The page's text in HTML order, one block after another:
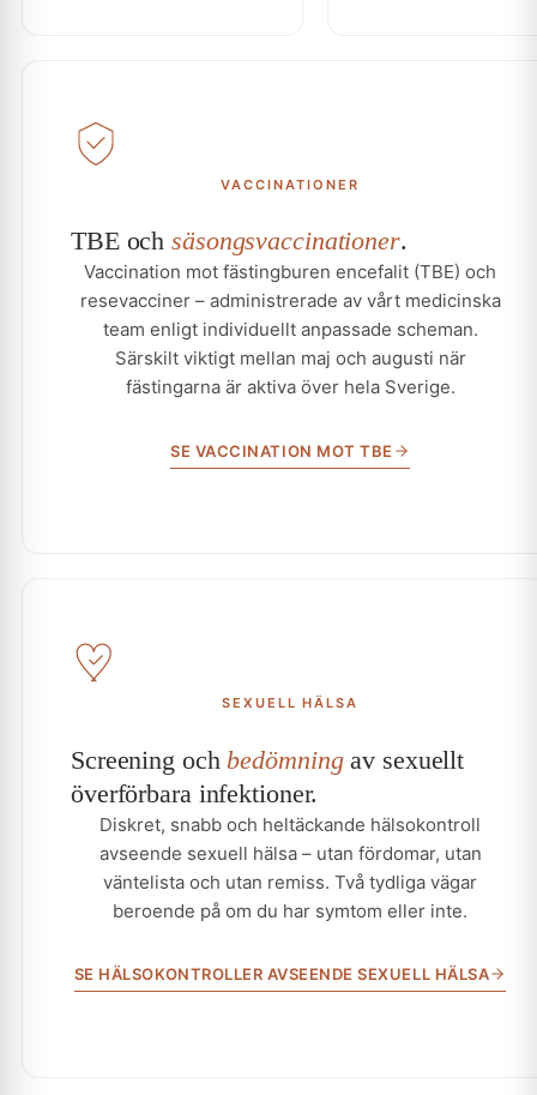
VACCINATIONER
TBE ochsäsongsvaccinationer.
Vaccination mot fästingburen encefalit (TBE) och
resevacciner – administrerade av vårt medicinska
team enligt individuellt anpassade scheman.
Särskilt viktigt mellan maj och augusti när
fästingarna är aktiva över hela Sverige.
SE VACCINATION MOT TBE
SEXUELL HÄLSA
Screening och bedömningav sexuellt
överförbara infektioner.
Diskret, snabb och heltäckande hälsokontroll
avseende sexuell hälsa – utan fördomar, utan
väntelista och utan remiss. Två tydliga vägar
beroende på om du har symtom eller inte.
SE HÄLSOKONTROLLER AVSEENDE SEXUELL HÄLSA